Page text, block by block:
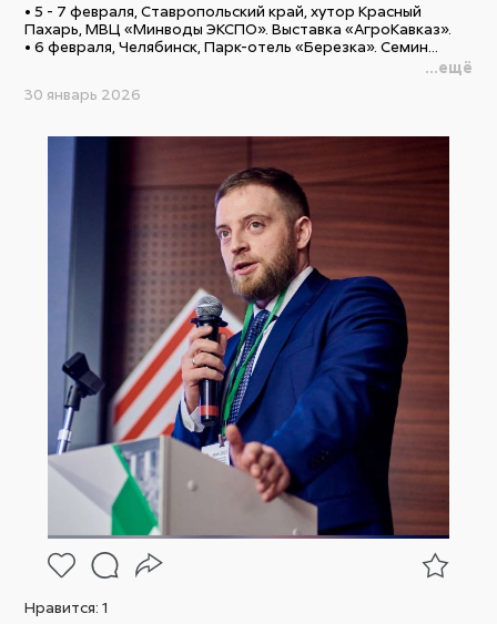
• 5 - 7 февраля, Ставропольский край, хутор Красный
Пахарь, МВЦ «Минводы ЭКСПО». Выставка «АгроКавказ».
• 6 февраля, Челябинск, Парк-отель «Березка». Семин...
...ещё
30 январь 2026
Нравится:1